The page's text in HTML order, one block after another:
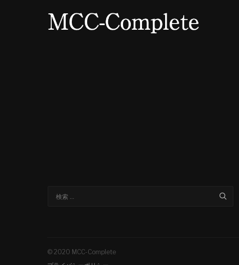
© 2020 MCC-Complete